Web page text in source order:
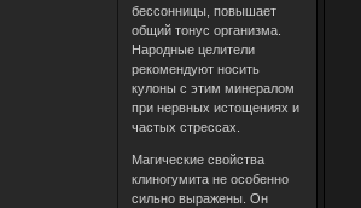
бессонницы, повышает
общий тонус организма.
Народные целители
рекомендуют носить
кулоны с этим минералом
при нервных истощениях и
частых стрессах.
Магические свойства
клиногумита не особенно
сильно выражены. Он